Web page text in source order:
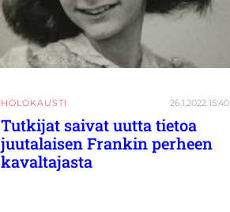
HOLOKAUSTI 26.1.2022 15:40
Tutkijat saivat uutta tietoa
juutalaisen Frankin perheen
kavaltajasta